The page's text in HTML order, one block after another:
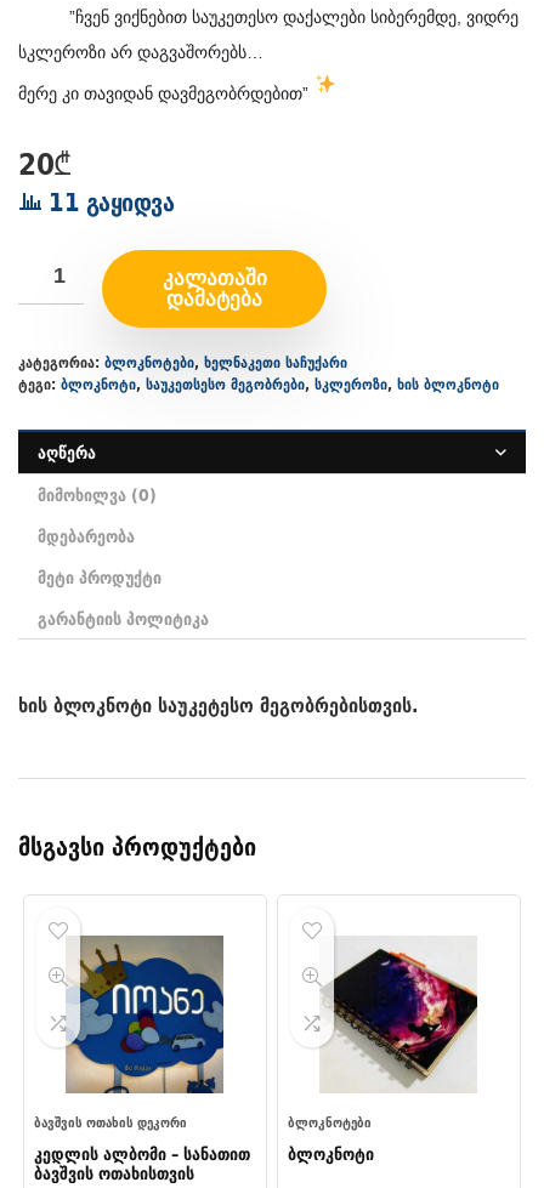
”ჩვენ ვიქნებით საუკეთესო დაქალები სიბერემდე, ვიდრე
სკლეროზი არ დაგვაშორებს…
მერე კი თავიდან დავმეგობრდებით”
20₾
11 გაყიდვა
ᲙᲐᲚᲐᲗᲐᲨᲘ
ᲓᲐᲛᲐᲢᲔᲑᲐ
კატეგორია: ბლოკნოტები, ხელნაკეთი საჩუქარი
ტეგი: ბლოკნოტი, საუკეთსესო მეგობრები, სკლეროზი, ხის ბლოკნოტი
აღწერა
მიმოხილვა (0)
მდებარეობა
მეტი პროდუქტი
გარანტიის პოლიტიკა
ხის ბლოკნოტი საუკეტესო მეგობრებისთვის.
მსგავსი პროდუქტები
ᲑᲐᲕᲨᲕᲘᲡ ᲝᲗᲐᲮᲘᲡ ᲓᲔᲙᲝᲠᲘ
კედლის ალბომი – სანათით
ბავშვის ოთახისთვის
ᲑᲚᲝᲙᲜᲝᲢᲔᲑᲘ
ბლოკნოტი